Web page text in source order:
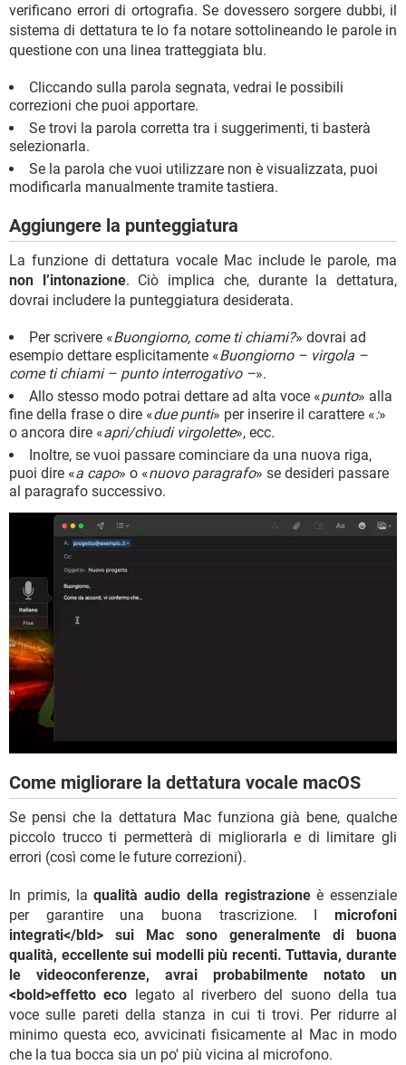
verificano errori di ortografia. Se dovessero sorgere dubbi, il
sistema di dettatura te lo fa notare sottolineando le parole in
questione con una linea tratteggiata blu.
Cliccando sulla parola segnata, vedrai le possibili
correzioni che puoi apportare.
Se trovi la parola corretta tra i suggerimenti, ti basterà
selezionarla.
Se la parola che vuoi utilizzare non è visualizzata, puoi
modificarla manualmente tramite tastiera.
Aggiungere la punteggiatura
La funzione di dettatura vocale Mac include le parole, ma
non l’intonazione. Ciò implica che, durante la dettatura,
dovrai includere la punteggiatura desiderata.
Per scrivere «Buongiorno, come ti chiami?» dovrai ad
esempio dettare esplicitamente «Buongiorno – virgola –
come ti chiami – punto interrogativo –».
Allo stesso modo potrai dettare ad alta voce «punto» alla
fine della frase o dire «due punti» per inserire il carattere «:»
o ancora dire «apri/chiudi virgolette», ecc.
Inoltre, se vuoi passare cominciare da una nuova riga,
puoi dire «a capo» o «nuovo paragrafo» se desideri passare
al paragrafo successivo.
Come migliorare la dettatura vocale macOS
Se pensi che la dettatura Mac funziona già bene, qualche
piccolo trucco ti permetterà di migliorarla e di limitare gli
errori (così come le future correzioni).
In primis, laqualità audio della registrazioneè essenziale
per garantire una buona trascrizione. I microfoni
integrati</bld> sui Mac sono generalmente di buona
qualità, eccellente sui modelli più recenti. Tuttavia, durante
le videoconferenze, avrai probabilmente notato un
<bold>effetto eco legato al riverbero del suono della tua
voce sulle pareti della stanza in cui ti trovi. Per ridurre al
minimo questa eco, avvicinati fisicamente al Mac in modo
che la tua bocca sia un po' più vicina al microfono.